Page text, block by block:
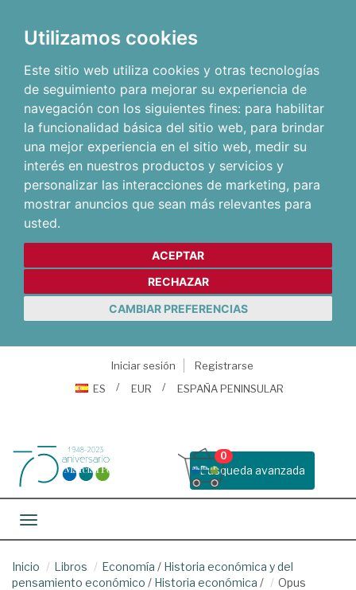
Utilizamos cookies
Este sitio web utiliza cookies y otras tecnologías
de seguimiento para mejorar su experiencia de
navegación con los siguientes fines: para habilitar
la funcionalidad básica del sitio web, para brindar
una mejor experiencia en el sitio web, medir su
interés en nuestros productos y servicios y
personalizar las interacciones de marketing, para
mostrar anuncios que sean más relevantes para
usted.
ACEPTAR
RECHAZAR
CAMBIAR PREFERENCIAS
Iniciar sesión
Registrarse
ES
EUR ESPAÑA PENINSULAR
Busqueda avanzada
0
Toggle navigation
Inicio Libros Economía / Historia económica y del
pensamiento económico / Historia económica / Opus